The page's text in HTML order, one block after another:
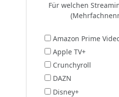
Für welchen
Amazon Prime
Apple TV+
Crunchyroll
DAZN
Disney+